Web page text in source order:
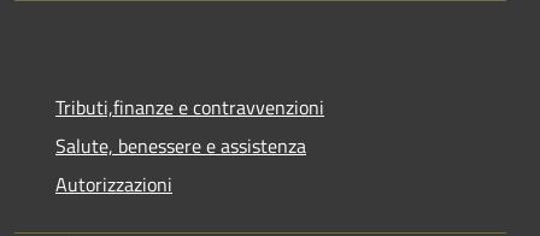
Tributi,finanze e contravvenzioni
Salute, benessere e assistenza
Autorizzazioni